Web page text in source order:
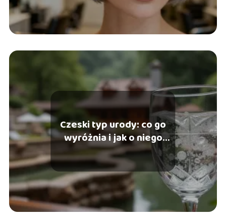
Czeski typ urody: co go
wyróżnia i jak o niego
dbać?